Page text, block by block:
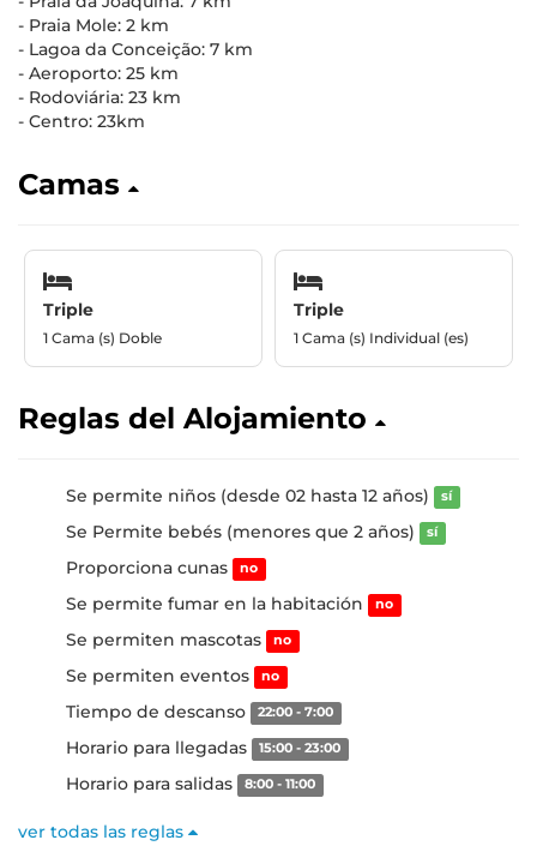
- Praia Mole: 2 km
- Lagoa da Conceição: 7 km
- Aeroporto: 25 km
- Rodoviária: 23 km
- Centro: 23km
Camas
Triple
1 Cama (s) Doble
Triple
1 Cama (s) Individual (es)
Reglas del Alojamiento
Se permite niños (desde 02 hasta 12 años) sí
Se Permite bebés (menores que 2 años) sí
Proporciona cunas no
Se permite fumar en la habitación no
Se permiten mascotas no
Se permiten eventos no
Tiempo de descanso 22:00 - 7:00
Horario para llegadas 15:00 - 23:00
Horario para salidas 8:00 - 11:00
ver todas las reglas